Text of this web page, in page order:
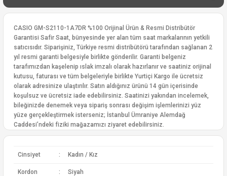
CASIO GM-S2110-1A7DR %100 Orijinal Ürün & Resmi Distribütör
Garantisi Safir Saat, bünyesinde yer alan tüm saat markalarının yetkili
satıcısıdır. Siparişiniz, Türkiye resmi distribütörü tarafından sağlanan 2
yıl resmi garanti belgesiyle birlikte gönderilir. Garanti belgeniz
tarafımızdan kaşelenip ıslak imzalı olarak hazırlanır ve saatiniz orijinal
kutusu, faturası ve tüm belgeleriyle birlikte Yurtiçi Kargo ile ücretsiz
olarak adresinize ulaştırılır. Satın aldığınız ürünü 14 gün içerisinde
koşulsuz ve ücretsiz iade edebilirsiniz. Saatinizi yakından incelemek,
bileğinizde denemek veya sipariş sonrası değişim işlemlerinizi yüz
yüze gerçekleştirmek isterseniz; İstanbul Ümraniye Alemdağ
Caddesi’ndeki fiziki mağazamızı ziyaret edebilirsiniz.
Cinsiyet : Kadın / Kız
Kordon
: Siyah